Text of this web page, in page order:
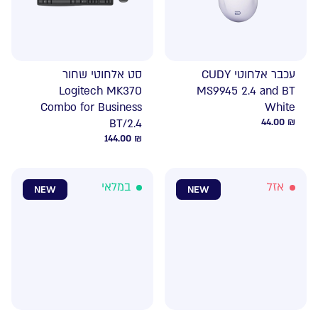
עכבר אלחוטי CUDY
MS9945 2.4 and BT
White
44.00 ₪
סט אלחוטי שחור
Logitech MK370
Combo for Business
BT/2.4
144.00 ₪
NEW אזל NEW במלאי